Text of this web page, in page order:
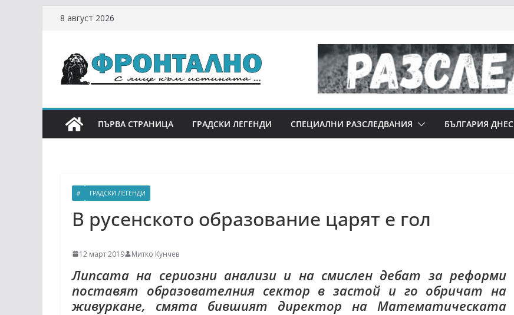
8 август 2026
ПЪРВА СТРАНИЦА ГРАДСКИ ЛЕГЕНДИ СПЕЦИАЛНИ РАЗСЛЕДВАНИЯ БЪЛГАРИЯ ДНЕС
# ГРАДСКИ ЛЕГЕНДИ
В русенското образование царят е гол
12 март 2019 Митко Кунчев
Липсата на сериозни анализи и на смислен дебат за реформи
поставят образователния сектор в застой и го обричат на
живуркане, смята бившият директор на Математическата